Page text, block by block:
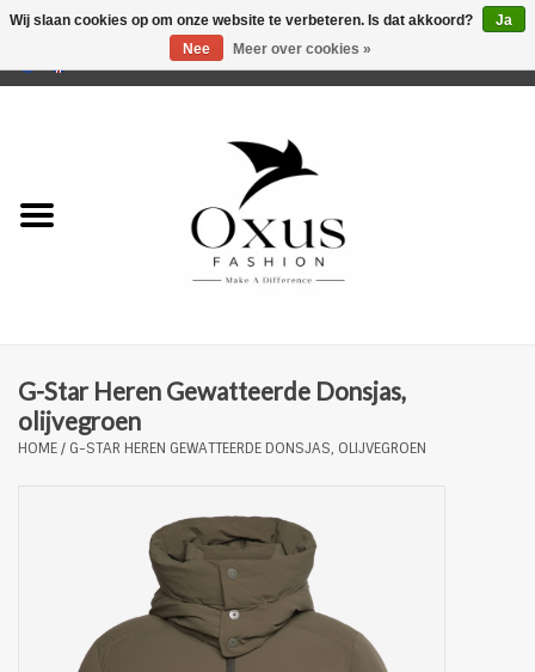
Merken
G-Star Heren Gewatteerde Donsjas,
olijvegroen
HOME/ G-STAR HEREN GEWATTEERDE DONSJAS, OLIJVEGROEN
Wij slaan cookies op om onze website te verbeteren. Is dat akkoord?
Ja
Nee
Meer over cookies »